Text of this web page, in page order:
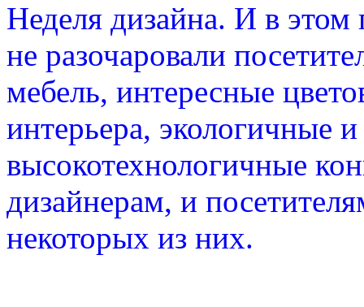
Неделя дизайна. И в этом
не разочаровали
мебель, интересные
интерьера, экологичные
высокотехнологичные
дизайнерам, и
некоторых из них.